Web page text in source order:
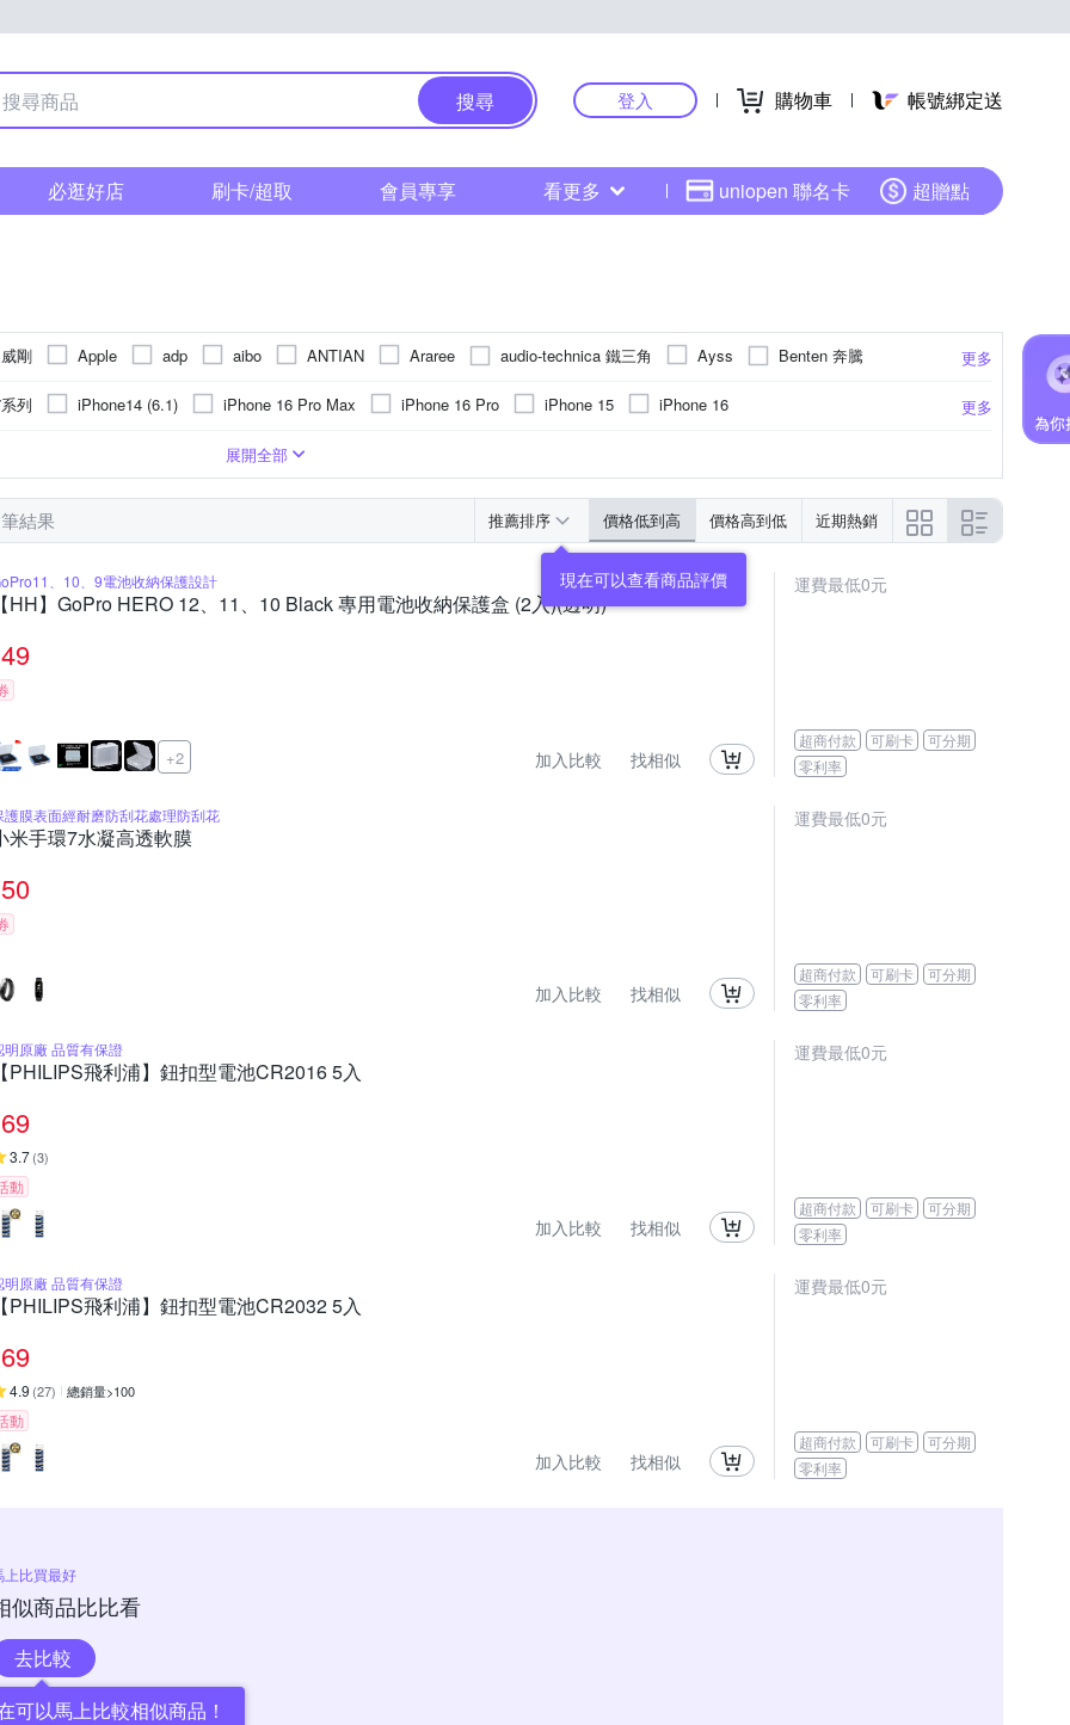
搜尋 登入 購物車 帳號綁定送
必逛好店 刷卡/超取 會員專享 看更多 uniopen 聯名卡 超贈點
更多
剛 Apple adp aibo ANTIAN Araree audio-technica 鐵三角 Ayss
Benten 奔騰
Disney 迪士尼
D&A E-books EarFun Ergotech 人因科技 Final
Kodak 柯達 Logitech 羅技 MONSTER 魔聲 NILLKIN Panasonic 國際牌
PHILIPS 飛利浦
Rearth
SAMSUNG 三星 SHARP 夏普
SNOOPY 史努比
Timo UAG vivo
防摔專家
更多
列 iPhone14 (6.1) iPhone 16 Pro Max iPhone 16 Pro iPhone 15
iPhone 16
iPhone 15 Pro Max
16 Plus
iPhone 14 Plus (6.7) iPhone 13 Pro Max 紅米系列 iPhone 13 mini
iPhone 15 Plus
(6.7)
moto全系列
SONY X系列
Samsung 其他系列
OPPO其他系列 iPhone其他系列 SONY 其他系列 ASUS 其他系列
抗潑水
游泳防水
vivo Xiaomi 小米
指環
合成皮 矽膠
展開全部
結果 推薦排序 價格低到高 價格高到低 近期熱銷
、10、9電池收納保護設計
HH】GoPro HERO 12、11、10 Black 專用電池收納保護盒 (2入)(透明)
49
+2 加入比較 找相似
運費最低0元
超商付款 可刷卡
可分期
零利率
護膜表面經耐磨防刮花處理防刮花
米手環7水凝高透軟膜
50
加入比較 找相似
運費最低0元
超商付款 可刷卡
可分期
零利率
明原廠 品質有保證
PHILIPS飛利浦】鈕扣型電池CR2016 5入
69
3.7(3)
動
加入比較 找相似
運費最低0元
超商付款 可刷卡
可分期
零利率
明原廠 品質有保證
PHILIPS飛利浦】鈕扣型電池CR2032 5入
69
4.9 (27) 總銷量>100
動
加入比較 找相似
運費最低0元
超商付款 可刷卡
可分期
零利率
上比買最好
似商品比比看
去比較
可以馬上比較相似商品！